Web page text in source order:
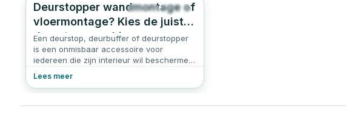
255 4.7
Deurstopper wandmontage of
vloermontage? Kies de juiste
deurstop voor binnen en
buiten.
Een deurstop, deurbuffer of deurstopper
is een onmisbaar accessoire voor
iedereen die zijn interieur wil beschermen
toevoegen. Of je nu kiest voor een
een deurstop wit, het biedt een
Lees meer